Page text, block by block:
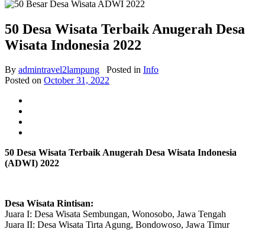
50 Desa Wisata Terbaik Anugerah Desa
Wisata Indonesia 2022
By admintravel2lampung Posted in Info
Posted on October 31, 2022
50 Desa Wisata Terbaik Anugerah Desa Wisata Indonesia
(ADWI) 2022
Desa Wisata Rintisan:
Juara I: Desa Wisata Sembungan, Wonosobo, Jawa Tengah
Juara II: Desa Wisata Tirta Agung, Bondowoso, Jawa Timur